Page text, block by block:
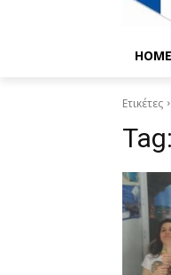
HOME
Ετικέτες
Tag: